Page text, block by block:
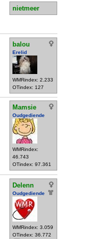
nietmeer
balou
Erelid
WMRindex: 2.233
OTindex: 127
Mamsie
Oudgediende
WMRindex:
46.743
OTindex: 97.361
Delenn
Oudgediende
WMRindex: 3.059
OTindex: 36.772